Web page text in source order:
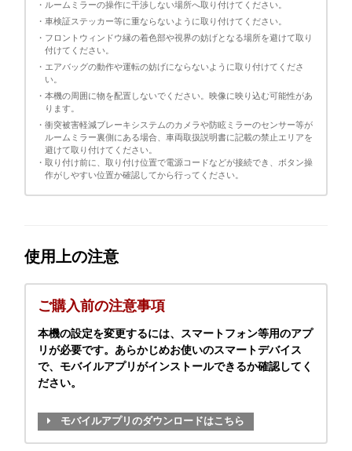
・ルームミラーの操作に干渉しない場所へ取り付けてください。
・車検証ステッカー等に重ならないように取り付けてください。
・フロントウィンドウ縁の着色部や視界の妨げとなる場所を避けて取り
付けてください。
・エアバッグの動作や運転の妨げにならないように取り付けてくださ
い。
・本機の周囲に物を配置しないでください。映像に映り込む可能性があ
ります。
・衝突被害軽減ブレーキシステムのカメラや防眩ミラーのセンサー等が
ルームミラー裏側にある場合、車両取扱説明書に記載の禁止エリアを
避けて取り付けてください。
・取り付け前に、取り付け位置で電源コードなどが接続でき、ボタン操
作がしやすい位置か確認してから行ってください。
使用上の注意
ご購入前の注意事項
本機の設定を変更するには、スマートフォン等用のアプ
リが必要です。あらかじめお使いのスマートデバイス
で、モバイルアプリがインストールできるか確認してく
ださい。
モバイルアプリのダウンロードはこちら